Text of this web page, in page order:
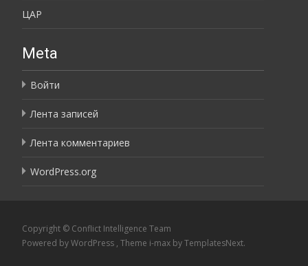
ЦАР
Meta
Войти
Лента записей
Лента комментариев
WordPress.org
Copyright © Conflict Intelligence Team
Powered by WordPress , Theme i-max by TemplatesNext.